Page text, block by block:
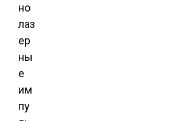
но
лаз
ер
ны
е
им
пу